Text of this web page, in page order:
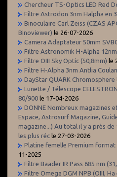
Chercheur TS-Optics LED Red
Filtre Astrodon 3nm Halpha en
Binoculaire Carl Zeiss (CZAS
Binoviewer) le 26-07-2026
Camera Adaptateur 50mm
Filtre Astronomik H-Alpha 12nm
Filtre OIII Sky Optic (50,8mm) le
Filtre H-Alpha 3nm Antlia
DayStar QUARK Chromosphere
Lunette / Télescope
80/900 le 17-04-2026
DONNE Nombreux magazines
Espace, Astrosurf Magazine,
magazine...) Au total il y a près
les plus réc le 27-03-2026
Platine femelle Premium
11-2025
Filtre Baader IR Pass 685 nm
Filtre Omega DGM NPB (OIII,